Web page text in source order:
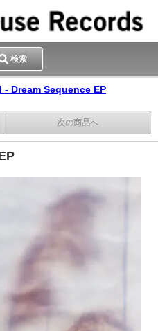
検索
- Dream Sequence EP
次の商品へ